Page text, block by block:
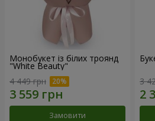
Монобукет із білих троянд
"White Beauty"
4 449 грн
Замовити
3